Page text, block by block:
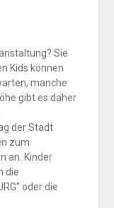
Sie
Kids können
manche
gibt es daher
der Stadt
zum
an. Kinder
die
oder die